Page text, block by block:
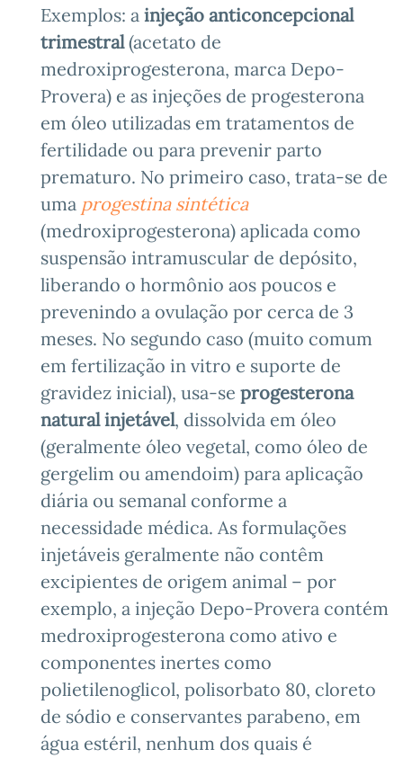
Exemplos: a injeção anticoncepcional
trimestral(acetato de
medroxiprogesterona, marca Depo-
Provera) e as injeções de progesterona
em óleo utilizadas em tratamentos de
fertilidade ou para prevenir parto
prematuro. No primeiro caso, trata-se de
uma progestina sintética
(medroxiprogesterona) aplicada como
suspensão intramuscular de depósito,
liberando o hormônio aos poucos e
prevenindo a ovulação por cerca de 3
meses. No segundo caso (muito comum
em fertilização in vitro e suporte de
gravidez inicial), usa-se progesterona
natural injetável, dissolvida em óleo
(geralmente óleo vegetal, como óleo de
gergelim ou amendoim) para aplicação
diária ou semanal conforme a
necessidade médica. As formulações
injetáveis geralmente não contêm
excipientes de origem animal – por
exemplo, a injeção Depo-Provera contém
medroxiprogesterona como ativo e
componentes inertes como
polietilenoglicol, polisorbato 80, cloreto
de sódio e conservantes parabeno, em
água estéril, nenhum dos quais é